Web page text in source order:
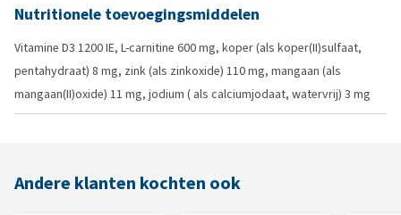
Nutritionele toevoegingsmiddelen
Vitamine D3 1200 IE, L-carnitine 600 mg, koper (als koper(II)sulfaat,
pentahydraat) 8 mg, zink (als zinkoxide) 110 mg, mangaan (als
mangaan(II)oxide) 11 mg, jodium ( als calciumjodaat, watervrij) 3 mg
Andere klanten kochten ook